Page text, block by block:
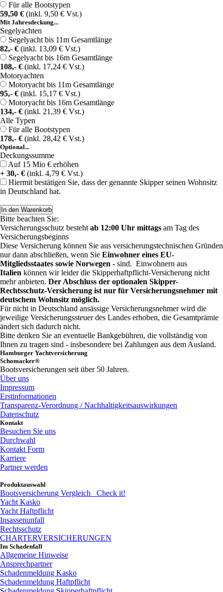
Für alle Bootstypen
59,50 € (inkl. 9,50 € Vst.)
Mit Jahresdeckung...
Segelyachten
Segelyacht bis 11m Gesamtlänge
82,- € (inkl. 13,09 € Vst.)
Segelyacht bis 16m Gesamtlänge
108,- € (inkl. 17,24 € Vst.)
Motoryachten
Motoryacht bis 11m Gesamtlänge
95,- € (inkl. 15,17 € Vst.)
Motoryacht bis 16m Gesamtlänge
134,- € (inkl. 21,39 € Vst.)
Alle Typen
Für alle Bootstypen
178,- € (inkl. 28,42 € Vst.)
Optional...
Deckungssumme
Auf 15 Mio € erhöhen
+ 30,- € (inkl. 4,79 € Vst.)
Hiermit bestätigen Sie, dass der genannte Skipper seinen Wohnsitz
in Deutschland hat.
Bitte beachten Sie:
Versicherungsschutz besteht ab 12:00 Uhr mittags am Tag des
Versicherungsbeginns
Diese Versicherung können Sie aus versicherungstechnischen Gründen
nur dann abschließen, wenn Sie Einwohner eines EU-
Mitgliedsstaates sowie Norwegen - sind. Einwohnern aus
Italien können wir leider die Skipperhaftpflicht-Versicherung nicht
mehr anbieten. Der Abschluss der optionalen Skipper-
Rechtsschutz-Versicherung ist nur für Versicherungsnehmer mit
deutschem Wohnsitz möglich.
Für nicht in Deutschland ansässige Versicherungsnehmer wird die
jeweilige Versicherungssteuer des Landes erhoben, die Gesamtprämie
ändert sich dadurch nicht.
Bitte denken Sie an eventuelle Bankgebühren, die vollständig von
Ihnen zu tragen sind - insbesondere bei Zahlungen aus dem Ausland.
Hamburger Yachtversicherung
Schomacker®
Bootsversicherungen seit über 50 Jahren.
Über uns
Impressum
Erstinformationen
Transparenz-Verordnung / Nachhaltigkeitsauswirkungen
Datenschutz
Kontakt
Besuchen Sie uns
Durchwahl
Kontakt Form
Karriere
Partner werden
Produktauswahl
Bootsversicherung Vergleich Check it!
Yacht Kasko
Yacht Haftpflicht
Insassenunfall
Rechtsschutz
CHARTERVERSICHERUNGEN
Im Schadenfall
Allgemeine Hinweise
Ansprechpartner
Schadenmeldung Kasko
Schadenmeldung Haftpflicht